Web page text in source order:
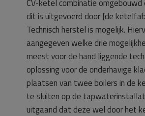
CV-ketel combinatie omgebouwd
dit is uitgevoerd door [de
Technisch herstel is mogelijk.
aangegeven welke drie
meest voor de hand liggende
oplossing voor de onderhavige
plaatsen van twee boilers in de
te sluiten op de
uitgaand dat deze wel door het